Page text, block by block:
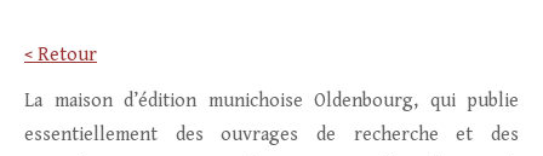
< Retour
La maison d’édition munichoise Oldenbourg, qui publie
essentiellement des ouvrages de recherche et des